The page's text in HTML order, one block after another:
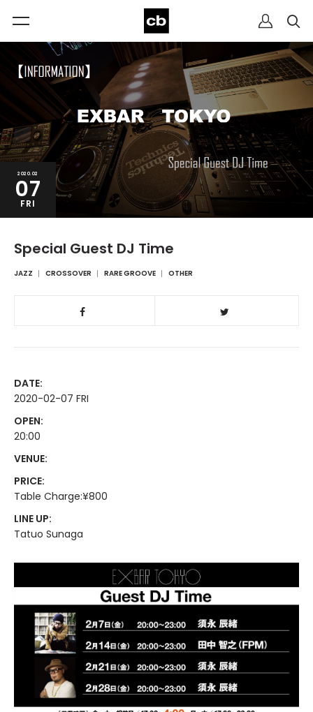
2020.02
07
FRI
Special Guest DJ Time
JAZZ CROSSOVER RARE GROOVE OTHER
DATE:
2020-02-07 FRI
OPEN:
20:00
VENUE:
PRICE:
Table Charge:¥800
LINE UP:
Tatuo Sunaga